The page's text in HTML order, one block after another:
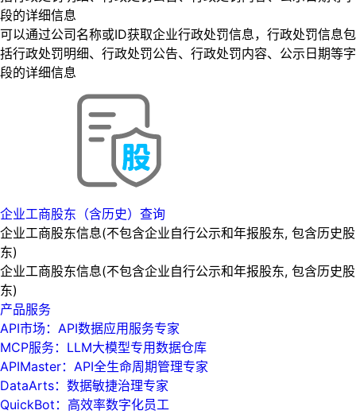
段的详细信息
可以通过公司名称或ID获取企业行政处罚信息，行政处罚信息包
括行政处罚明细、行政处罚公告、行政处罚内容、公示日期等字
段的详细信息
企业工商股东（含历史）查询
企业工商股东信息(不包含企业自行公示和年报股东, 包含历史股
东)
企业工商股东信息(不包含企业自行公示和年报股东, 包含历史股
东)
产品服务
API市场：API数据应用服务专家
MCP服务：LLM大模型专用数据仓库
APIMaster：API全生命周期管理专家
DataArts：数据敏捷治理专家
QuickBot：高效率数字化员工